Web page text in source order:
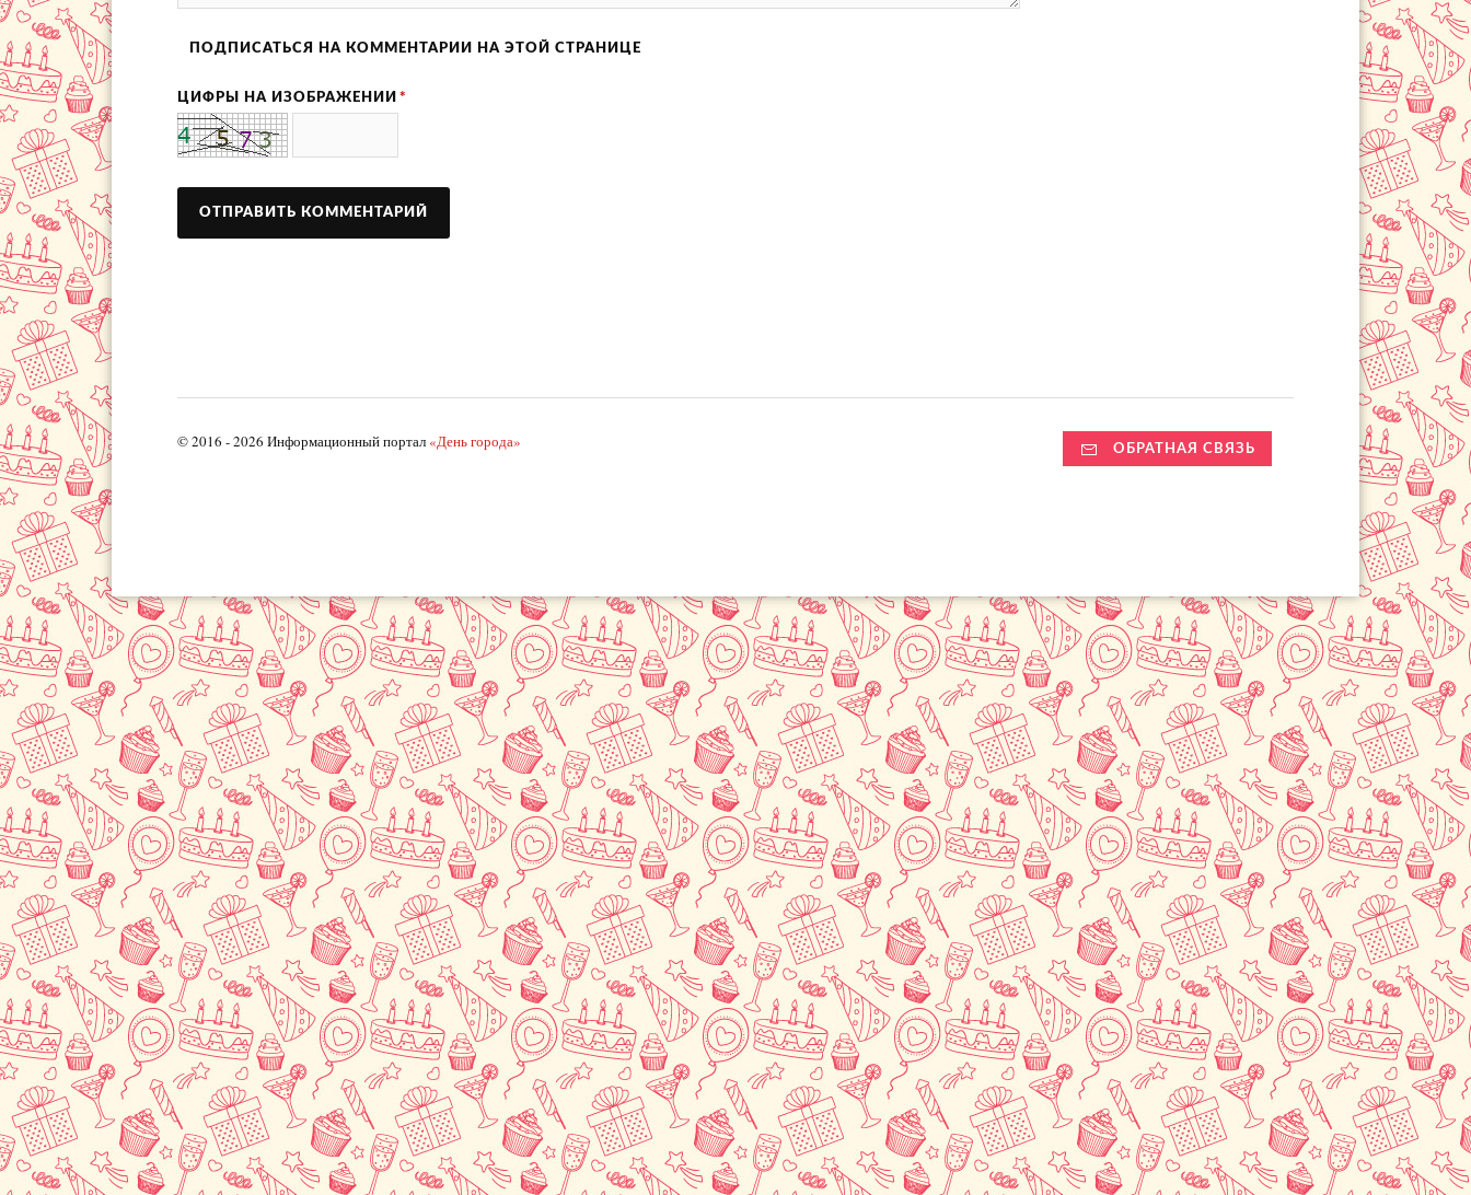
ПОДПИСАТЬСЯ НА КОММЕНТАРИИ НА ЭТОЙ СТРАНИЦЕ
ЦИФРЫ НА ИЗОБРАЖЕНИИ *
© 2016 - 2026 Информационный портал «День города» ОБРАТНАЯ СВЯЗЬ